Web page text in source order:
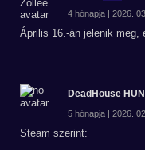
4 hónapja | 2026.
Április 16.-án jelenik meg,
DeadHouse HUN
5 hónapja | 2026.
Steam szerint: